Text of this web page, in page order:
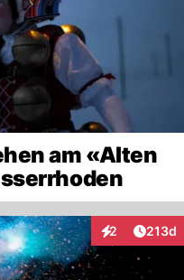
am «Alten
2
Interaktionen
213d